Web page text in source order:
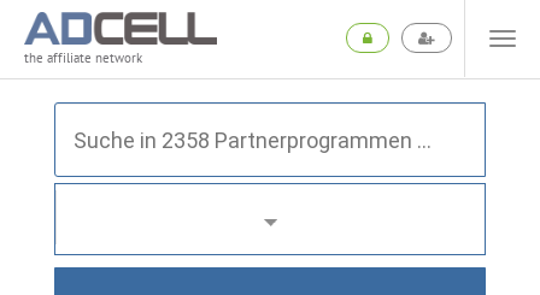
the affiliate network